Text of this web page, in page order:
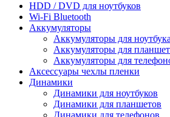
HDD / DVD для ноутбуков
Wi-Fi Bluetooth
Аккумуляторы
Аккумуляторы для ноутбука
Аккумуляторы для
Аккумуляторы для
Аксессуары чехлы пленки
Динамики
Динамики для ноутбуков
Динамики для планшетов
Динамики для телефонов